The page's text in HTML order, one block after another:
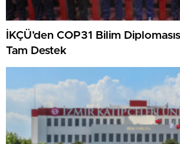
İKÇÜ’den COP31 Bilim
Tam Destek